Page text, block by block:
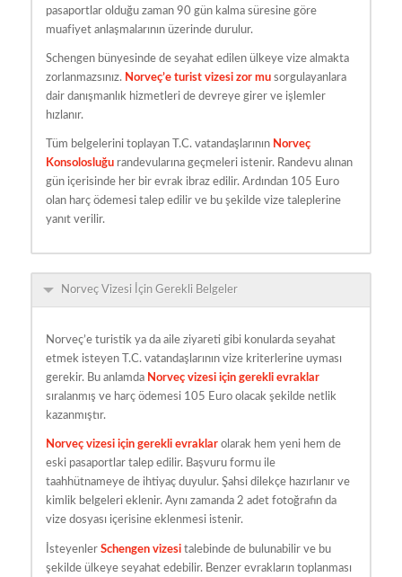
pasaportlar olduğu zaman 90 gün kalma süresine göre
muafiyet anlaşmalarının üzerinde durulur.
Schengen bünyesinde de seyahat edilen ülkeye vize almakta
zorlanmazsınız. Norveç’e turist vizesi zor mu sorgulayanlara
dair danışmanlık hizmetleri de devreye girer ve işlemler
hızlanır.
Tüm belgelerini toplayan T.C. vatandaşlarının Norveç
Konsolosluğu randevularına geçmeleri istenir. Randevu alınan
gün içerisinde her bir evrak ibraz edilir. Ardından 105 Euro
olan harç ödemesi talep edilir ve bu şekilde vize taleplerine
yanıt verilir.
Norveç Vizesi İçin Gerekli Belgeler
Norveç’e turistik ya da aile ziyareti gibi konularda seyahat
etmek isteyen T.C. vatandaşlarının vize kriterlerine uyması
gerekir. Bu anlamda Norveç vizesi için gerekli evraklar
sıralanmış ve harç ödemesi 105 Euro olacak şekilde netlik
kazanmıştır.
Norveç vizesi için gerekli evraklar olarak hem yeni hem de
eski pasaportlar talep edilir. Başvuru formu ile
taahhütnameye de ihtiyaç duyulur. Şahsi dilekçe hazırlanır ve
kimlik belgeleri eklenir. Aynı zamanda 2 adet fotoğrafın da
vize dosyası içerisine eklenmesi istenir.
İsteyenler Schengen vizesi talebinde de bulunabilir ve bu
şekilde ülkeye seyahat edebilir. Benzer evrakların toplanması